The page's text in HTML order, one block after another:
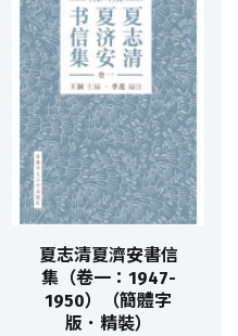
夏志清夏濟安書信
集（卷一：1947-
1950）（簡體字
版．精裝）